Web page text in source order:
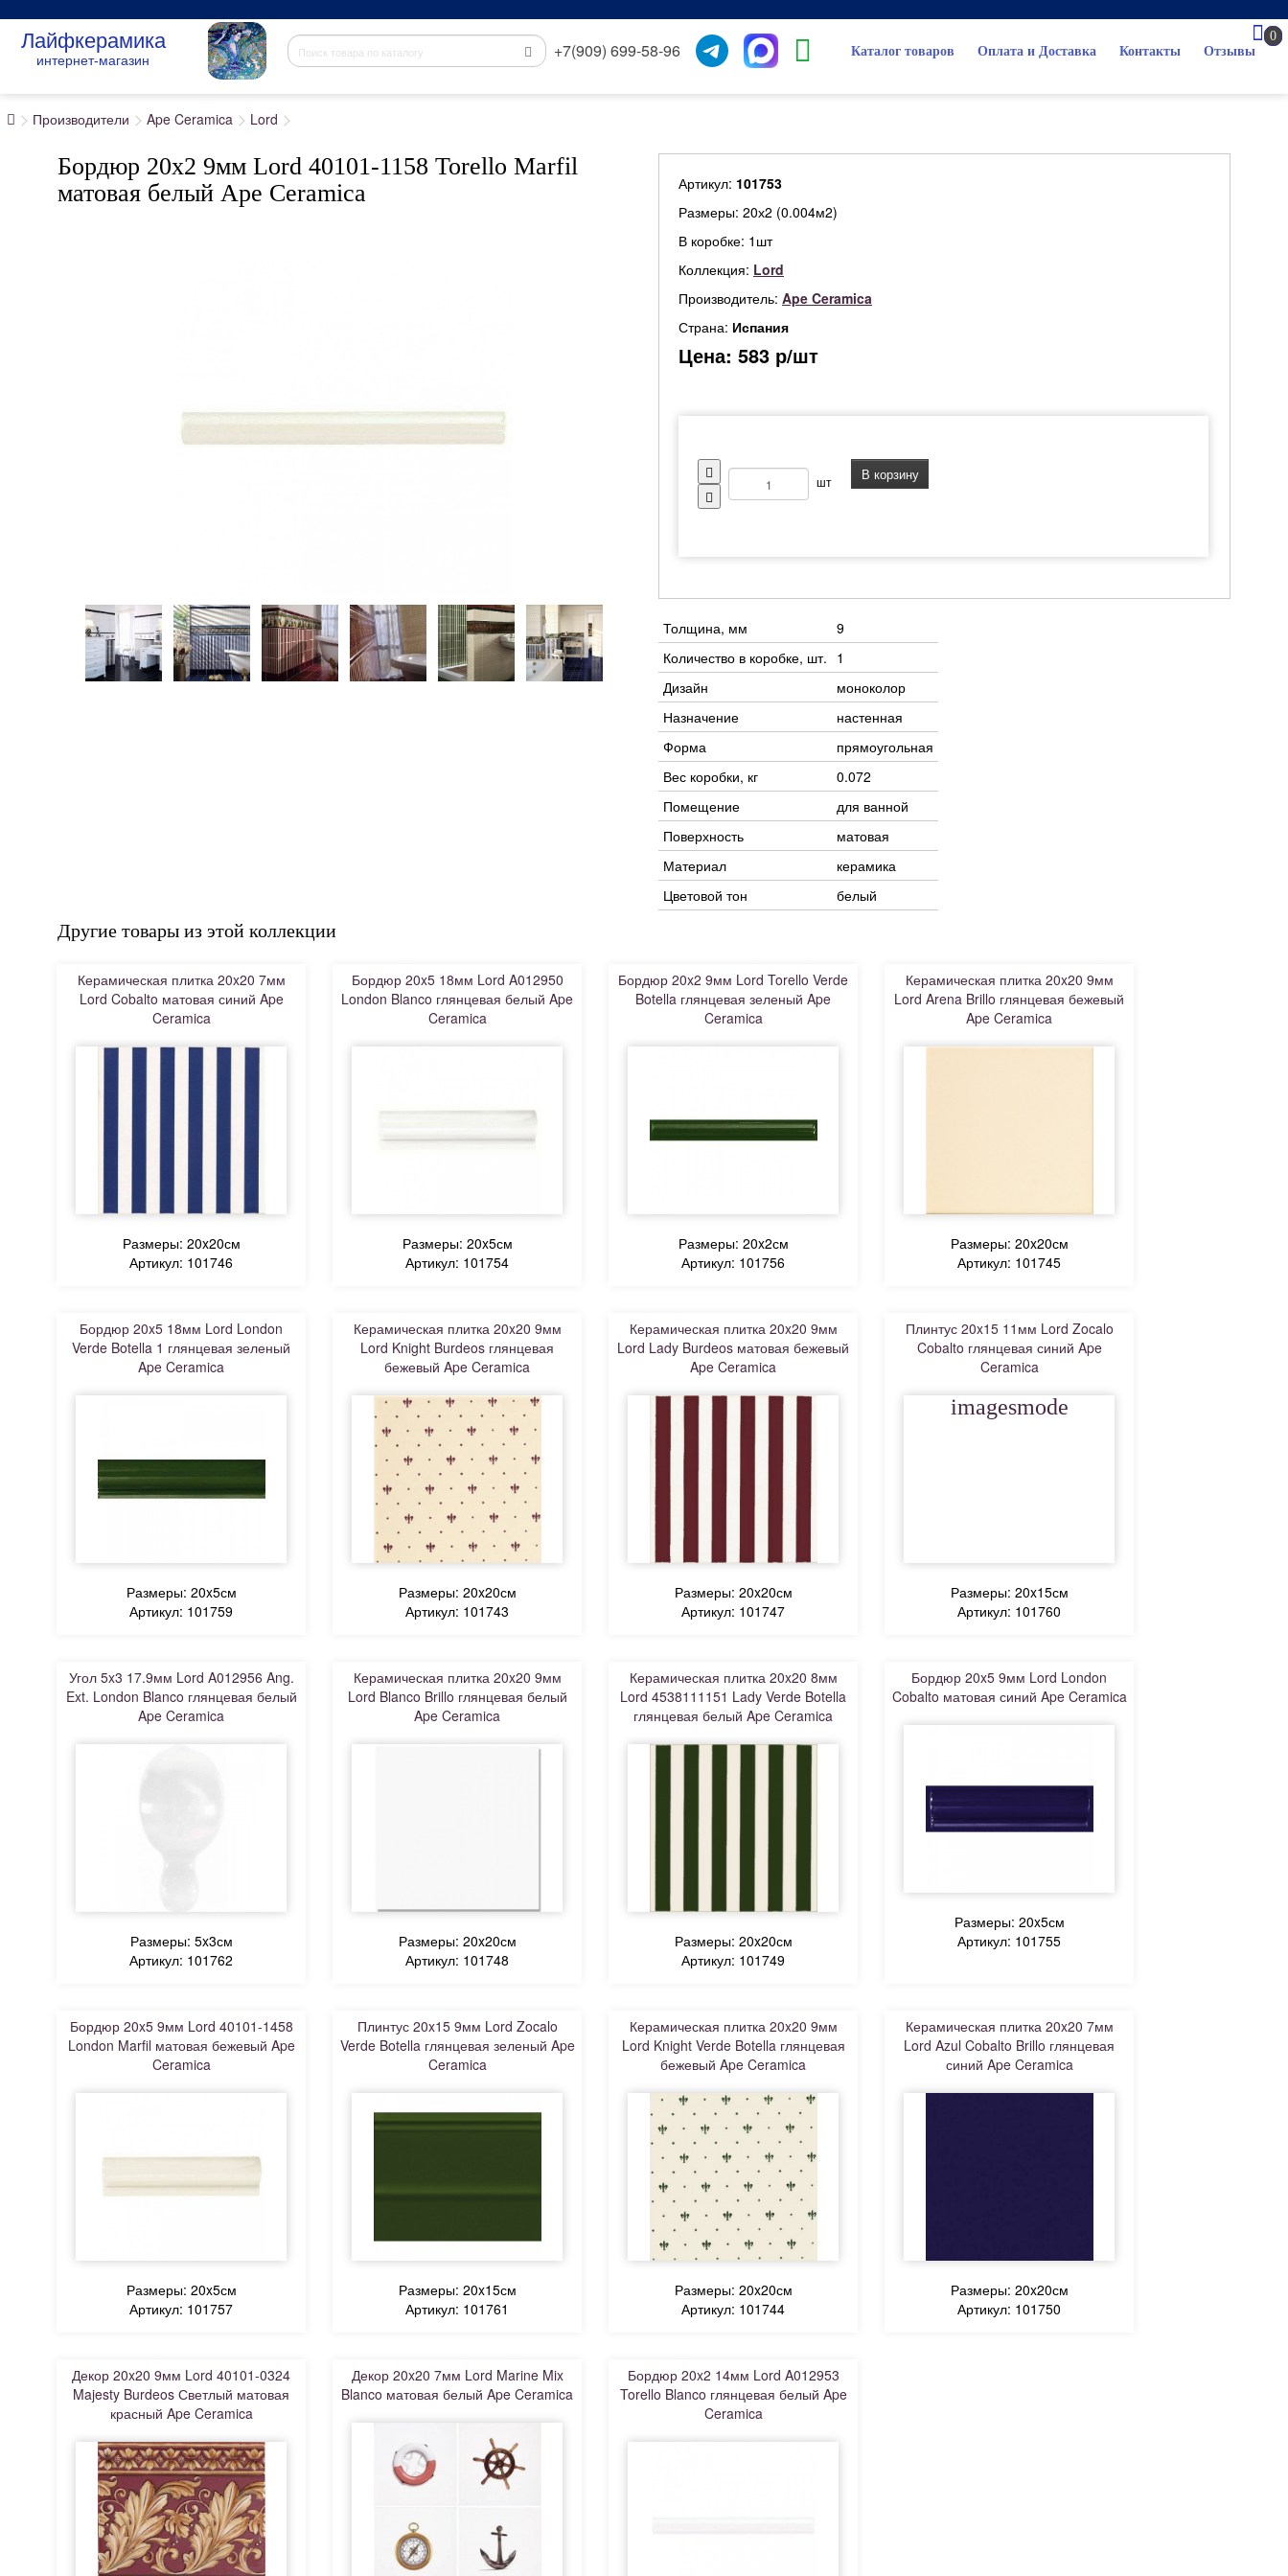
Лайфкерамика
интернет-магазин +7(909) 699-58-96 Каталог товаров Оплата и Доставка Контакты Отзывы
0
Производители Ape Ceramica Lord
Бордюр 20x2 9мм Lord 40101-1158 Torello Marfil
матовая белый Ape Ceramica
Артикул: 101753
Размеры: 20х2 (0.004м2)
В коробке: 1шт
Коллекция: Lord
Производитель: Ape Ceramica
Страна: Испания
Цена: 583 р/шт
шт В корзину
Толщина, мм
9
Количество в коробке, шт. 1
Дизайн
моноколор
Назначение
настенная
Форма
прямоугольная
Вес коробки, кг
0.072
Помещение
для ванной
Поверхность
матовая
Материал
керамика
Цветовой тон
белый
Другие товары из этой коллекции
Керамическая плитка 20x20 7мм
Lord Cobalto матовая синий Ape
Ceramica
Размеры: 20x20см
Артикул: 101746
Бордюр 20x5 18мм Lord A012950
London Blanco глянцевая белый Ape
Ceramica
Размеры: 20x5см
Артикул: 101754
Бордюр 20x2 9мм Lord Torello Verde
Botella глянцевая зеленый Ape
Ceramica
Размеры: 20x2см
Артикул: 101756
Керамическая плитка 20x20 9мм
Lord Arena Brillo глянцевая бежевый
Ape Ceramica
Размеры: 20x20см
Артикул: 101745
Бордюр 20x5 18мм Lord London
Verde Botella 1 глянцевая зеленый
Ape Ceramica
Размеры: 20x5см
Артикул: 101759
Керамическая плитка 20x20 9мм
Lord Knight Burdeos глянцевая
бежевый Ape Ceramica
Размеры: 20x20см
Артикул: 101743
Керамическая плитка 20x20 9мм
Lord Lady Burdeos матовая бежевый
Ape Ceramica
Размеры: 20x20см
Артикул: 101747
Плинтус 20x15 11мм Lord Zocalo
Cobalto глянцевая синий Ape
Ceramica
imagesmode
Размеры: 20x15см
Артикул: 101760
Угол 5x3 17.9мм Lord A012956 Ang.
Ext. London Blanco глянцевая белый
Ape Ceramica
Размеры: 5x3см
Артикул: 101762
Керамическая плитка 20x20 9мм
Lord Blanco Brillo глянцевая белый
Ape Ceramica
Размеры: 20x20см
Артикул: 101748
Керамическая плитка 20x20 8мм
Lord 4538111151 Lady Verde Botella
глянцевая белый Ape Ceramica
Размеры: 20x20см
Артикул: 101749
Бордюр 20x5 9мм Lord London
Cobalto матовая синий Ape Ceramica
Размеры: 20x5см
Артикул: 101755
Бордюр 20x5 9мм Lord 40101-1458
London Marfil матовая бежевый Ape
Ceramica
Размеры: 20x5см
Артикул: 101757
Плинтус 20x15 9мм Lord Zocalo
Verde Botella глянцевая зеленый Ape
Ceramica
Размеры: 20x15см
Артикул: 101761
Керамическая плитка 20x20 9мм
Lord Knight Verde Botella глянцевая
бежевый Ape Ceramica
Размеры: 20x20см
Артикул: 101744
Керамическая плитка 20x20 7мм
Lord Azul Cobalto Brillo глянцевая
синий Ape Ceramica
Размеры: 20x20см
Артикул: 101750
Декор 20x20 9мм Lord 40101-0324
Majesty Burdeos Светлый матовая
красный Ape Ceramica
Декор 20x20 7мм Lord Marine Mix
Blanco матовая белый Ape Ceramica
Бордюр 20x2 14мм Lord A012953
Torello Blanco глянцевая белый Ape
Ceramica